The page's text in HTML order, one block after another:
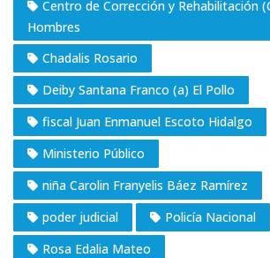
Centro de Corrección y Rehabilitación
Hombres
Chadalis Rosario
Deiby Santana Franco (a) El Pollo
fiscal Juan Enmanuel Escoto Hidalgo
Ministerio Público
niña Carolin Franyelis Báez Ramírez
poder judicial
Policía Nacional
Rosa Edalia Mateo